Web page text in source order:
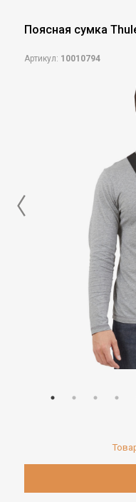
Поясная сумка
Артикул: 10010794